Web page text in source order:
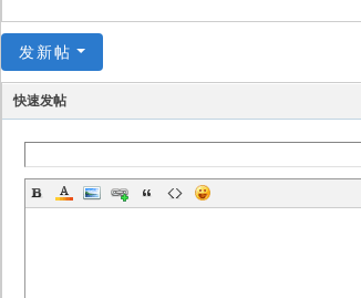
发新帖
快速发帖